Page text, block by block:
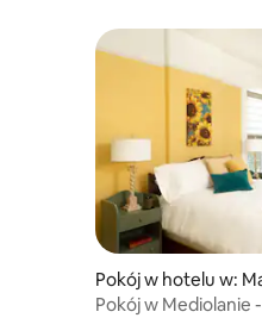
Pokój w hotelu w:
Pokój w Mediolanie